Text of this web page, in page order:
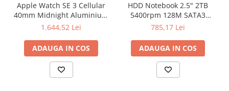
Apple Watch SE 3 Cellular
40mm Midnight Aluminium
Case with Midnight Sport
1.644,52 Lei
ADAUGA IN COS
HDD Notebook 2.5" 2TB
5400rpm 128M SATA3
SEAGATE
785,17 Lei
ADAUGA IN COS